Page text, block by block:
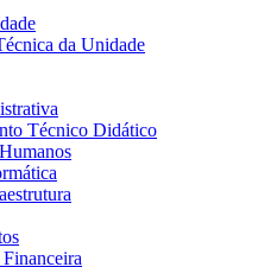
da Unidade
Técnico Didático